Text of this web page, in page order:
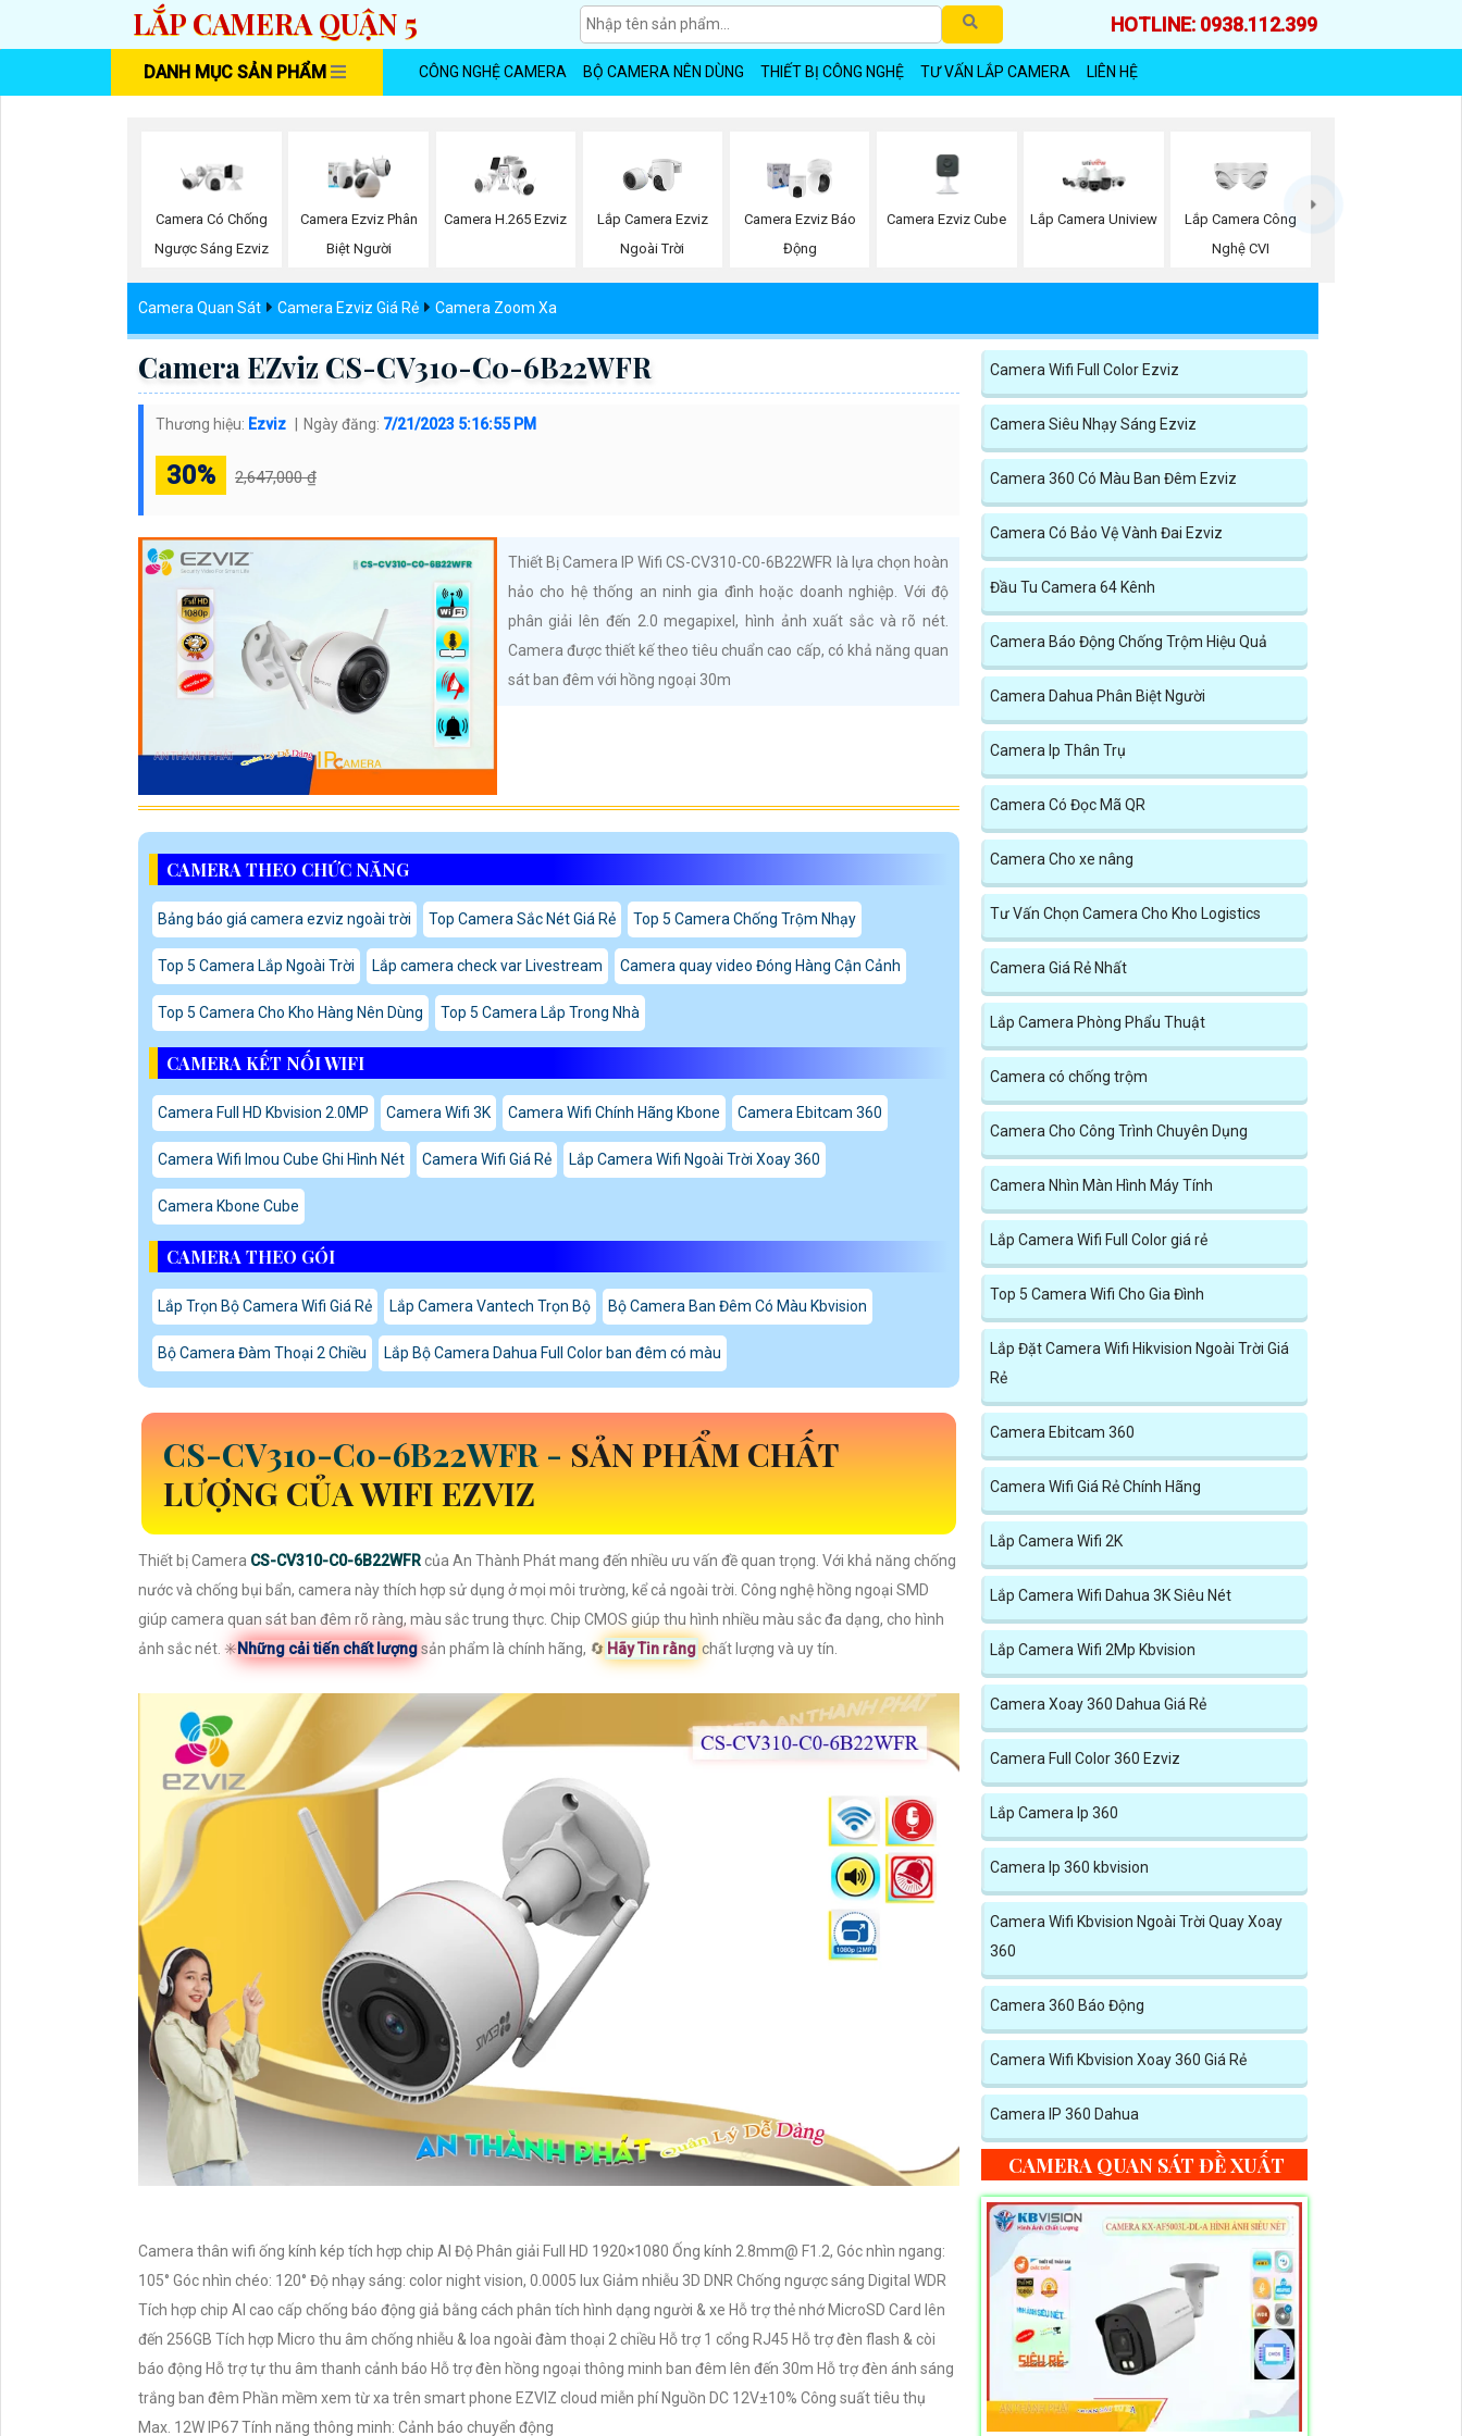
LẮP CAMERA QUẬN 5 HOTLINE: 0938.112.399
DANH MỤC SẢN PHẨM CÔNG NGHỆ CAMERA BỘ CAMERA NÊN DÙNG THIẾT BỊ CÔNG NGHỆ TƯ VẤN LẮP CAMERA LIÊN HỆ
Camera Có Chống
Ngược Sáng Ezviz
Camera Ezviz Phân
Biệt Người
Camera H.265 Ezviz
Lắp Camera Ezviz
Ngoài Trời
Camera Ezviz Báo
Động
Camera Ezviz Cube Lắp Camera Uniview
Lắp Camera Công
Nghệ CVI
Camera Quan Sát Camera Ezviz Giá Rẻ Camera Zoom Xa
Camera EZviz CS-CV310-C0-6B22WFR
Thương hiệu: Ezviz Ngày đăng: 7/21/2023 5:16:55 PM
30% 2,647,000 ₫
Thiết Bị Camera IP Wifi CS-CV310-C0-6B22WFR là lựa chọn hoàn
hảo cho hệ thống an ninh gia đình hoặc doanh nghiệp. Với độ
phân giải lên đến 2.0 megapixel, hình ảnh xuất sắc và rõ nét.
Camera được thiết kế theo tiêu chuẩn cao cấp, có khả năng quan
sát ban đêm với hồng ngoại 30m
CAMERA THEO CHỨC NĂNG
Bảng báo giá camera ezviz ngoài trời Top Camera Sắc Nét Giá Rẻ Top 5 Camera Chống Trộm Nhạy
Top 5 Camera Lắp Ngoài Trời Lắp camera check var Livestream Camera quay video Đóng Hàng Cận Cảnh
Top 5 Camera Cho Kho Hàng Nên Dùng Top 5 Camera Lắp Trong Nhà
CAMERA KẾT NỐI WIFI
Camera Full HD Kbvision 2.0MP Camera Wifi 3K Camera Wifi Chính Hãng Kbone Camera Ebitcam 360
Camera Wifi Imou Cube Ghi Hình Nét Camera Wifi Giá Rẻ Lắp Camera Wifi Ngoài Trời Xoay 360
Camera Kbone Cube
CAMERA THEO GÓI
Lắp Trọn Bộ Camera Wifi Giá Rẻ Lắp Camera Vantech Trọn Bộ Bộ Camera Ban Đêm Có Màu Kbvision
Bộ Camera Đàm Thoại 2 Chiều Lắp Bộ Camera Dahua Full Color ban đêm có màu
CS-CV310-C0-6B22WFR-SẢN PHẨM CHẤT
LƯỢNG CỦA WIFI EZVIZ
Thiết bị Camera CS-CV310-C0-6B22WFRcủa An Thành Phát mang đến nhiều ưu vấn đề quan trọng. Với khả năng chống
nước và chống bụi bẩn, camera này thích hợp sử dụng ở mọi môi trường, kể cả ngoài trời. Công nghệ hồng ngoại SMD
giúp camera quan sát ban đêm rõ ràng, màu sắc trung thực. Chip CMOS giúp thu hình nhiều màu sắc đa dạng, cho hình
ảnh sắc nét. ✳️ Những cải tiến chất lượngsản phẩm là chính hãng, 🔄 Hãy Tin rằng chất lượng và uy tín.
Camera thân wifi ống kính kép tích hợp chip AI Độ Phân giải Full HD 1920×1080 Ống kính 2.8mm@ F1.2, Góc nhìn ngang:
105° Góc nhìn chéo: 120° Độ nhạy sáng: color night vision, 0.0005 lux Giảm nhiễu 3D DNR Chống ngược sáng Digital WDR
Tích hợp chip AI cao cấp chống báo động giả bằng cách phân tích hình dạng người & xe Hỗ trợ thẻ nhớ MicroSD Card lên
đến 256GB Tích hợp Micro thu âm chống nhiễu & loa ngoài đàm thoại 2 chiều Hỗ trợ 1 cổng RJ45 Hỗ trợ đèn flash & còi
báo động Hỗ trợ tự thu âm thanh cảnh báo Hỗ trợ đèn hồng ngoại thông minh ban đêm lên đến 30m Hỗ trợ đèn ánh sáng
trắng ban đêm Phần mềm xem từ xa trên smart phone EZVIZ cloud miễn phí Nguồn DC 12V±10% Công suất tiêu thụ
Max. 12W IP67 Tính năng thông minh: Cảnh báo chuyển động
Camera Wifi Full Color Ezviz
Camera Siêu Nhạy Sáng Ezviz
Camera 360 Có Màu Ban Đêm Ezviz
Camera Có Bảo Vệ Vành Đai Ezviz
Đầu Tu Camera 64 Kênh
Camera Báo Động Chống Trộm Hiệu Quả
Camera Dahua Phân Biệt Người
Camera Ip Thân Trụ
Camera Có Đọc Mã QR
Camera Cho xe nâng
Tư Vấn Chọn Camera Cho Kho Logistics
Camera Giá Rẻ Nhất
Lắp Camera Phòng Phẩu Thuật
Camera có chống trộm
Camera Cho Công Trình Chuyên Dụng
Camera Nhìn Màn Hình Máy Tính
Lắp Camera Wifi Full Color giá rẻ
Top 5 Camera Wifi Cho Gia Đình
Lắp Đặt Camera Wifi Hikvision Ngoài Trời Giá
Rẻ
Camera Ebitcam 360
Camera Wifi Giá Rẻ Chính Hãng
Lắp Camera Wifi 2K
Lắp Camera Wifi Dahua 3K Siêu Nét
Lắp Camera Wifi 2Mp Kbvision
Camera Xoay 360 Dahua Giá Rẻ
Camera Full Color 360 Ezviz
Lắp Camera Ip 360
Camera Ip 360 kbvision
Camera Wifi Kbvision Ngoài Trời Quay Xoay
360
Camera 360 Báo Động
Camera Wifi Kbvision Xoay 360 Giá Rẻ
Camera IP 360 Dahua
CAMERA QUAN SÁT ĐỀ XUẤT